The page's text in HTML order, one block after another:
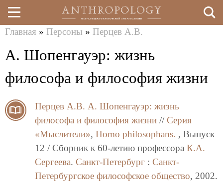
Перейти
к
основному
здесь
Главная » Персоны » Перцев А.В.
А. Шопенгауэр: жизнь
философа и философия жизни
Перцев А.В. А. Шопенгауэр: жизнь
философа и философия жизни // Серия
«Мыслители», Homo philosophans. , Выпуск
12 / Сборник к 60-летию профессора К.А.
Сергеева. Санкт-Петербург : Санкт-
Петербургское философское общество, 2002.